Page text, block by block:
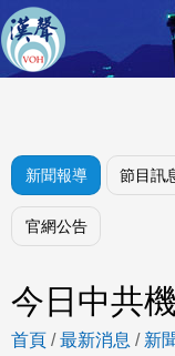
新聞報導 節目訊
官網公告
今日中共
首頁 /最新消息 / 新